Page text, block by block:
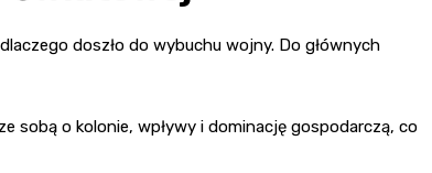
doszło do wybuchu wojny. Do głównych
sobą o kolonie, wpływy i dominację gospodarczą, co